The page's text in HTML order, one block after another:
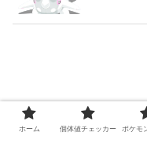
ポケモンス
ホーム 個体値チェッカー ポケモ